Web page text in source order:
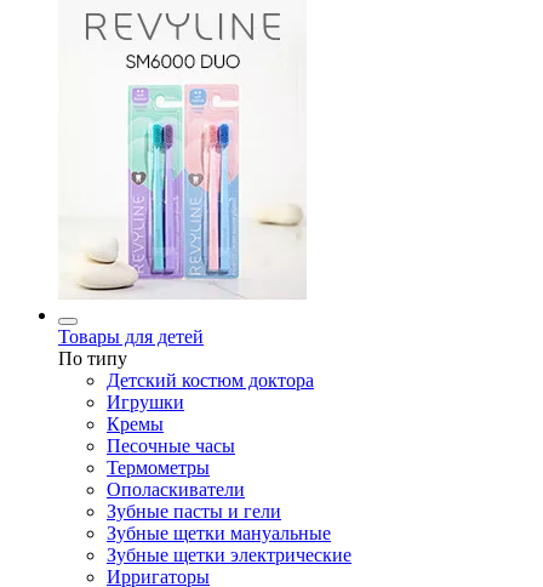
Товары для детей
По типу
Детский костюм доктора
Игрушки
Кремы
Песочные часы
Термометры
Ополаскиватели
Зубные пасты и гели
Зубные щетки мануальные
Зубные щетки электрические
Ирригаторы